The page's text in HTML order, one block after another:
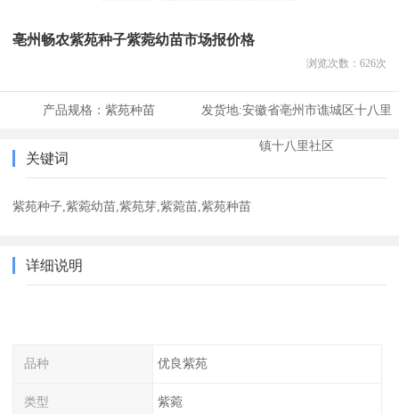
亳州畅农紫苑种子紫菀幼苗市场报价格
浏览次数： 626次
产品规格： 紫苑种苗 发货地:安徽省亳州市谯城区十八里
镇十八里社区
关键词
紫苑种子,紫菀幼苗,紫苑芽,紫菀苗,紫苑种苗
详细说明
品种 优良紫苑
类型 紫菀